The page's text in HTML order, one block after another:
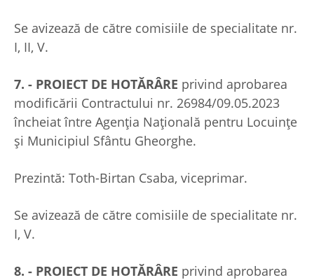
Se avizează de către comisiile de specialitate nr.
I, II, V.
7. - PROIECT DE HOTĂRÂRE privind aprobarea
modificării Contractului nr. 26984/09.05.2023
încheiat între Agenția Națională pentru Locuințe
și Municipiul Sfântu Gheorghe.
Prezintă: Toth-Birtan Csaba, viceprimar.
Se avizează de către comisiile de specialitate nr.
I, V.
8. - PROIECT DE HOTĂRÂRE privind aprobarea